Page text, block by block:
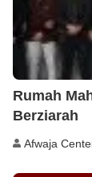
Rumah
Berziarah
Afwaja